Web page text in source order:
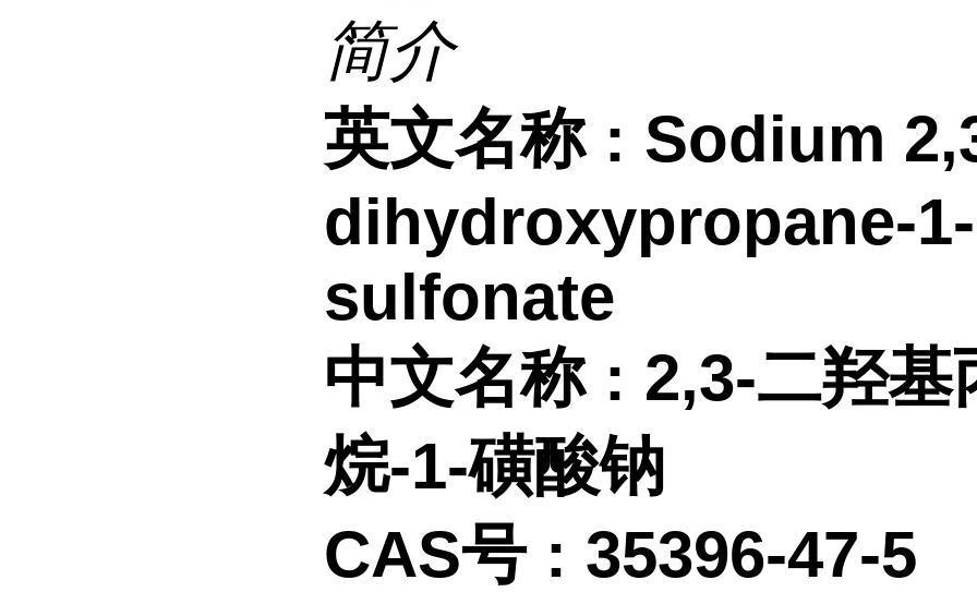
简介
英文名称 : Sodium
dihydroxypropane-1-
sulfonate
中文名称 : 2,3-二羟基
烷-1-磺酸钠
CAS号 : 35396-47-5